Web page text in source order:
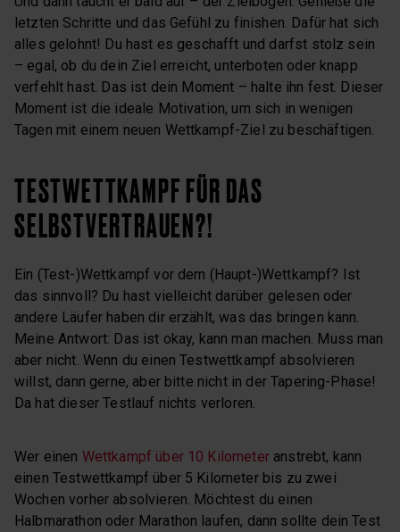
letzten Schritte und das Gefühl zu finishen. Dafür hat sich
alles gelohnt! Du hast es geschafft und darfst stolz sein
– egal, ob du dein Ziel erreicht, unterboten oder knapp
verfehlt hast. Das ist dein Moment – halte ihn fest. Dieser
Moment ist die ideale Motivation, um sich in wenigen
Tagen mit einem neuen Wettkampf-Ziel zu beschäftigen.
TESTWETTKAMPF FÜR DAS
SELBSTVERTRAUEN?!
Ein (Test-)Wettkampf vor dem (Haupt-)Wettkampf? Ist
das sinnvoll? Du hast vielleicht darüber gelesen oder
andere Läufer haben dir erzählt, was das bringen kann.
Meine Antwort: Das ist okay, kann man machen. Muss man
aber nicht. Wenn du einen Testwettkampf absolvieren
willst, dann gerne, aber bitte nicht in der Tapering-Phase!
Da hat dieser Testlauf nichts verloren.
Wer einen Wettkampf über 10 Kilometer anstrebt, kann
einen Testwettkampf über 5 Kilometer bis zu zwei
Wochen vorher absolvieren. Möchtest du einen
Halbmarathon oder Marathon laufen, dann sollte dein Test